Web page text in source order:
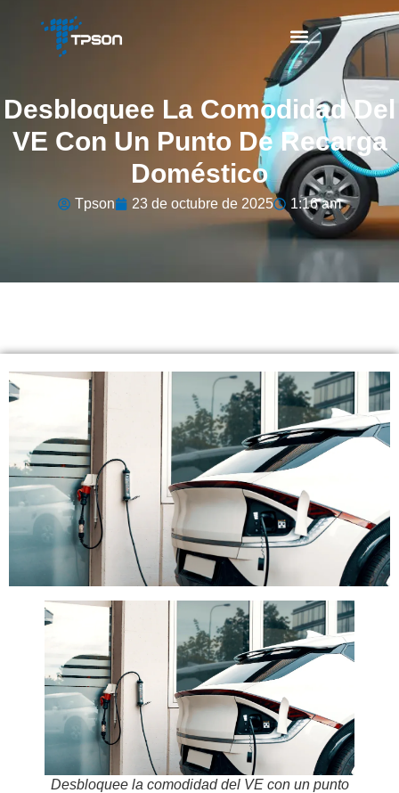
Desbloquee La Comodidad Del
VE Con Un Punto De Recarga
Doméstico
Tpson 23 de octubre de 2025 1:16 am
Desbloquee la comodidad del VE con un punto